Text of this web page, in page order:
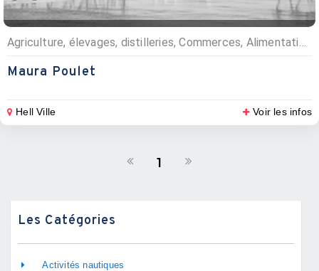
Maura Poulet
Hell Ville Voir les infos
1
Les Catégories
Activités nautiques